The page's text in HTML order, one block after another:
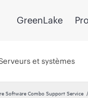
GreenLake
et systèmes
Software Combo Support Service